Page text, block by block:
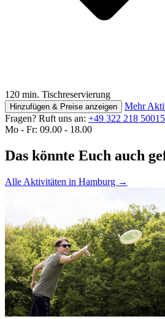
120 min. Tischreservierung
Hinzufügen & Preise anzeigen
Mehr
Fragen? Ruft uns an: +49 322 218 50015
Mo - Fr: 09.00 - 18.00
Das könnte Euch auch
Alle Aktivitäten in Hamburg →